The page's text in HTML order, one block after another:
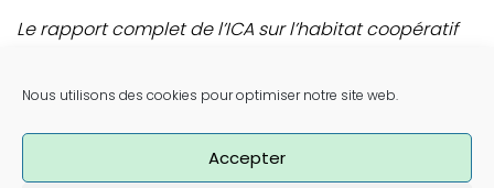
Nous utilisons des cookies pour optimiser notre site web.
Accepter
Le rapport complet de l’ICA sur l’habitat coopératif
Post navigation
Peggy Totté : « La valeur de l’habiter ne se trouve
Le modèle d’habitat coopératif comme moteur de la
transformation des quartiers de lotissement ?